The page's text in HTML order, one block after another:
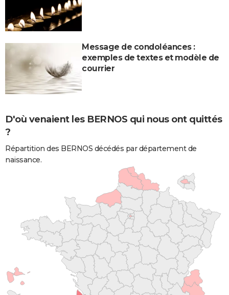
Message de condoléances :
exemples de textes et modèle de
courrier
D'où venaient les BERNOS qui nous ont quittés
?
Répartition des BERNOS décédés par département de
naissance.